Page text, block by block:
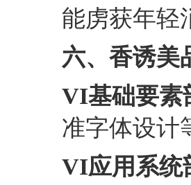
能虏获年轻
六、 香诱美
VI基础要素
准字体设计
VI应用系统